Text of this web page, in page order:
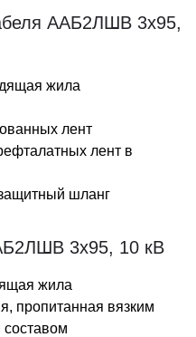
ААБ2ЛШВ 3х95,
жила
лент
лент в
шланг
3х95, 10 кВ
жила
пропитанная вязким